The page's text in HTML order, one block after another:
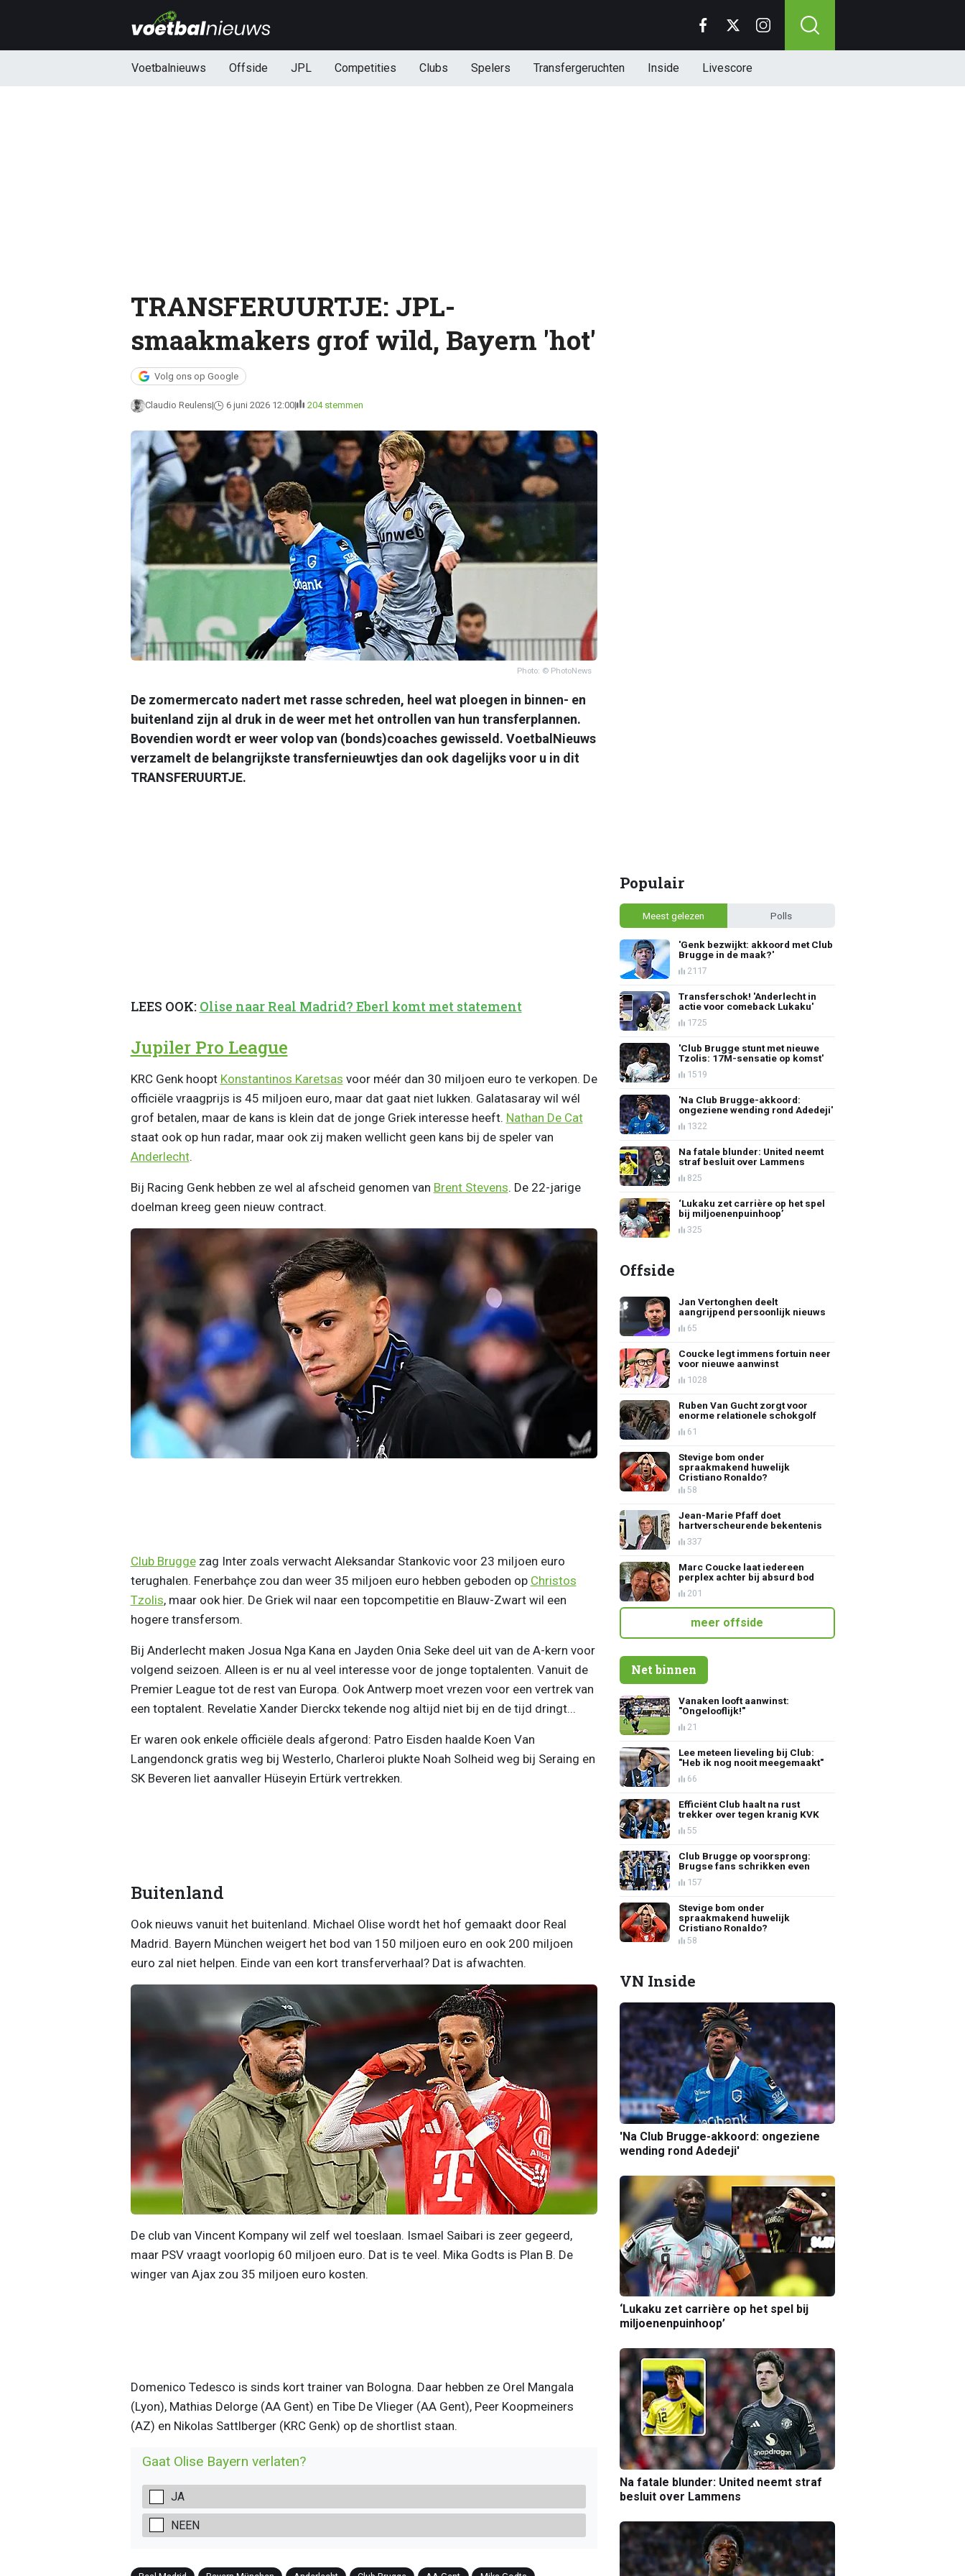
Voetbalnieuws Offside JPL Competities Clubs Spelers Transfergeruchten Inside Livescore
TRANSFERUURTJE: JPL-
smaakmakers grof wild, Bayern 'hot'
Volg ons op Google
Claudio Reulens 6 juni 2026 12:00 204 stemmen
Photo: © PhotoNews
De zomermercato nadert met rasse schreden, heel wat ploegen in binnen- en
buitenland zijn al druk in de weer met het ontrollen van hun transferplannen.
Bovendien wordt er weer volop van (bonds)coaches gewisseld. VoetbalNieuws
verzamelt de belangrijkste transfernieuwtjes dan ook dagelijks voor u in dit
TRANSFERUURTJE.
LEES OOK: Olise naar Real Madrid? Eberl komt met statement
Jupiler Pro League
KRC Genk hoopt Konstantinos Karetsas voor méér dan 30 miljoen euro te verkopen. De
officiële vraagprijs is 45 miljoen euro, maar dat gaat niet lukken. Galatasaray wil wél
grof betalen, maar de kans is klein dat de jonge Griek interesse heeft. Nathan De Cat
staat ook op hun radar, maar ook zij maken wellicht geen kans bij de speler van
Anderlecht.
Bij Racing Genk hebben ze wel al afscheid genomen van Brent Stevens. De 22-jarige
doelman kreeg geen nieuw contract.
Club Bruggezag Inter zoals verwacht Aleksandar Stankovic voor 23 miljoen euro
terughalen. Fenerbahçe zou dan weer 35 miljoen euro hebben geboden op Christos
Tzolis, maar ook hier. De Griek wil naar een topcompetitie en Blauw-Zwart wil een
hogere transfersom.
Bij Anderlecht maken Josua Nga Kana en Jayden Onia Seke deel uit van de A-kern voor
volgend seizoen. Alleen is er nu al veel interesse voor de jonge toptalenten. Vanuit de
Premier League tot de rest van Europa. Ook Antwerp moet vrezen voor een vertrek van
een toptalent. Revelatie Xander Dierckx tekende nog altijd niet bij en de tijd dringt...
Er waren ook enkele officiële deals afgerond: Patro Eisden haalde Koen Van
Langendonck gratis weg bij Westerlo, Charleroi plukte Noah Solheid weg bij Seraing en
SK Beveren liet aanvaller Hüseyin Ertürk vertrekken.
Buitenland
Ook nieuws vanuit het buitenland. Michael Olise wordt het hof gemaakt door Real
Madrid. Bayern München weigert het bod van 150 miljoen euro en ook 200 miljoen
euro zal niet helpen. Einde van een kort transferverhaal? Dat is afwachten.
De club van Vincent Kompany wil zelf wel toeslaan. Ismael Saibari is zeer gegeerd,
maar PSV vraagt voorlopig 60 miljoen euro. Dat is te veel. Mika Godts is Plan B. De
winger van Ajax zou 35 miljoen euro kosten.
Domenico Tedesco is sinds kort trainer van Bologna. Daar hebben ze Orel Mangala
(Lyon), Mathias Delorge (AA Gent) en Tibe De Vlieger (AA Gent), Peer Koopmeiners
(AZ) en Nikolas Sattlberger (KRC Genk) op de shortlist staan.
Gaat Olise Bayern verlaten?
JA
NEEN
Populair
Meest gelezen Polls
'Genk bezwijkt: akkoord met Club
Brugge in de maak?'
2117
Transferschok! 'Anderlecht in
actie voor comeback Lukaku'
1725
'Club Brugge stunt met nieuwe
Tzolis: 17M-sensatie op komst'
1519
'Na Club Brugge-akkoord:
ongeziene wending rond Adedeji'
1322
Na fatale blunder: United neemt
straf besluit over Lammens
825
‘Lukaku zet carrière op het spel
bij miljoenenpuinhoop’
325
Offside
Jan Vertonghen deelt
aangrijpend persoonlijk nieuws
65
Coucke legt immens fortuin neer
voor nieuwe aanwinst
1028
Ruben Van Gucht zorgt voor
enorme relationele schokgolf
61
Stevige bom onder
spraakmakend huwelijk
Cristiano Ronaldo?
58
Jean-Marie Pfaff doet
hartverscheurende bekentenis
337
Marc Coucke laat iedereen
perplex achter bij absurd bod
201
meer offside
Net binnen
Vanaken looft aanwinst:
"Ongelooflijk!"
21
Lee meteen lieveling bij Club:
"Heb ik nog nooit meegemaakt"
66
Efficiënt Club haalt na rust
trekker over tegen kranig KVK
55
Club Brugge op voorsprong:
Brugse fans schrikken even
157
Stevige bom onder
spraakmakend huwelijk
Cristiano Ronaldo?
58
VN Inside
'Na Club Brugge-akkoord: ongeziene
wending rond Adedeji'
‘Lukaku zet carrière op het spel bij
miljoenenpuinhoop’
Na fatale blunder: United neemt straf
besluit over Lammens